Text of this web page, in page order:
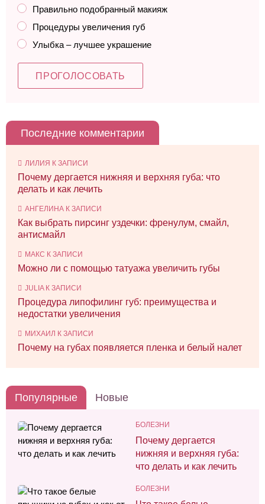
Правильно подобранный макияж
Процедуры увеличения губ
Улыбка – лучшее украшение
Последние комментарии
ЛИЛИЯ К ЗАПИСИ
Почему дергается нижняя и верхняя губа: что
делать и как лечить
АНГЕЛИНА К ЗАПИСИ
Как выбрать пирсинг уздечки: френулум, смайл,
антисмайл
МАКС К ЗАПИСИ
Можно ли с помощью татуажа увеличить губы
JULIAК ЗАПИСИ
Процедура липофилинг губ: преимущества и
недостатки увеличения
МИХАИЛ К ЗАПИСИ
Почему на губах появляется пленка и белый налет
Популярные Новые
БОЛЕЗНИ
Почему дергается
нижняя и верхняя губа:
что делать и как лечить
БОЛЕЗНИ